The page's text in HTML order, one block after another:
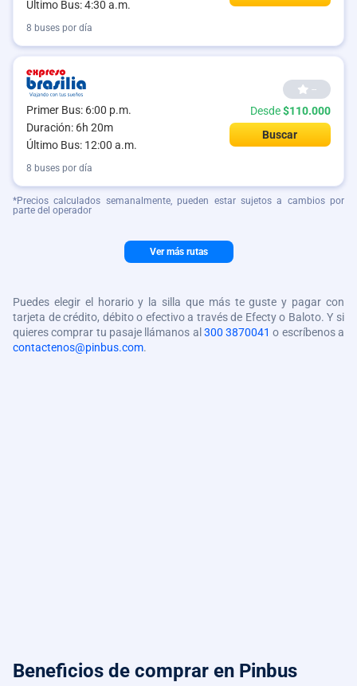
Último Bus: 4:30 a.m.
8 buses por día
Primer Bus: 6:00 p.m.
Duración: 6h 20m
Último Bus: 12:00 a.m.
--
Desde$110.000
Buscar
8 buses por día
*Precios calculados semanalmente, pueden estar sujetos a cambios por
parte del operador
Ver más rutas
Puedes elegir el horario y la silla que más te guste y pagar con
tarjeta de crédito, débito o efectivo a través de Efecty o Baloto. Y si
quieres comprar tu pasaje llámanos al 300 3870041 o escríbenos a
contactenos@pinbus.com.
Beneficios de comprar en Pinbus